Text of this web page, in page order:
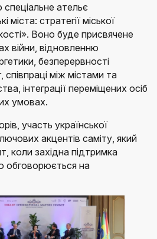
ательє
міста: стратегії міської
Воно буде присвячене
війни, відновленню
безперервності
між містами та
інтеграції переміщених осіб
умовах.
участь української
акцентів саміту, який
коли західна підтримка
обговорюється на